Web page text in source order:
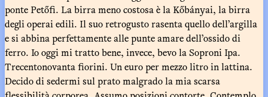
ponte Petőfi. La birra meno costosa è la Kőbányai, la birra
degli operai edili. Il suo retrogusto rasenta quello dell’argilla
e si abbina perfettamente alle punte amare dell’ossido di
ferro. Io oggi mi tratto bene, invece, bevo la Soproni Ipa.
Trecentonovanta fiorini. Un euro per mezzo litro in lattina.
Decido di sedermi sul prato malgrado la mia scarsa